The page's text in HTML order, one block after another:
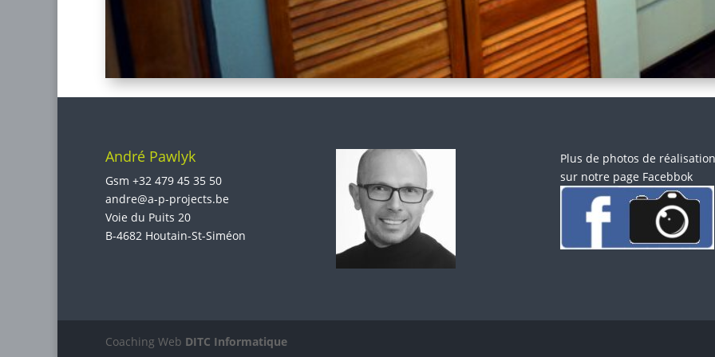
André Pawlyk
Gsm +32 479 45 35 50
andre@a-p-projects.be
Voie du Puits 20
B-4682 Houtain-St-Siméon
Plus de photos de
sur notre page Facebbok
Coaching Web DITC Informatique